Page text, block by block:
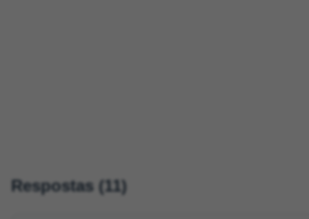
Respostas (11)